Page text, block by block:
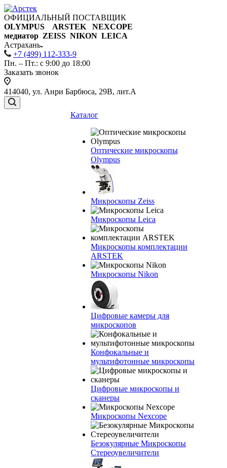
ОФИЦИАЛЬНЫЙ ПОСТАВЩИК
OLYMPUS ARSTEK NEXCOPE
медиатор ZEISS NIKON LEICA
Астрахань
+7 (499) 112-333-9
Пн. – Пт.: с 9:00 до 18:00
Заказать звонок
414040, ул. Анри Барбюса, 29В, лит.А
Каталог
Оптические микроскопы
Olympus
Микроскопы Zeiss
Микроскопы Leica
Микроскопы комплектации
ARSTEK
Микроскопы Nikon
Цифровые камеры для
микроскопов
Конфокальные и
мультифотонные микроскопы
Цифровые микроскопы и
сканеры
Микроскопы Nexcope
Безокулярные Микроскопы
Стереоувеличители